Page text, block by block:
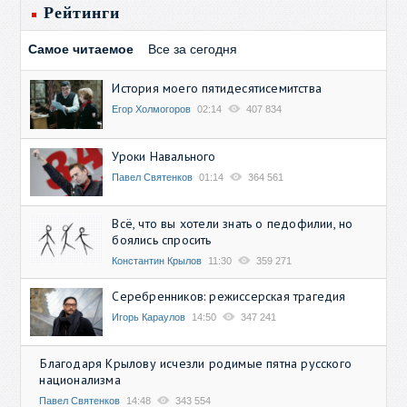
Рейтинги
Самое читаемое Все за сегодня
История моего пятидесятисемитства
Егор Холмогоров 02:14 407 834
Уроки Навального
Павел Святенков 01:14 364 561
Всё, что вы хотели знать о педофилии, но
боялись спросить
Константин Крылов 11:30 359 271
Серебренников: режиссерская трагедия
Игорь Караулов 14:50 347 241
Благодаря Крылову исчезли родимые пятна русского
национализма
Павел Святенков 14:48 343 554